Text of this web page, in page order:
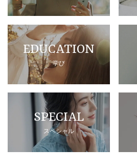
EDUCATION
学び
SPECIAL
スペシャル